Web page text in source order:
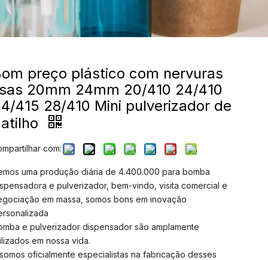
preço plástico com nervuras
20mm 24mm 20/410 24/410
415 28/410 Mini pulverizador de
com:
uma produção diária de 4.400.000 para bomba
e pulverizador, bem-vindo, visita comercial e
em massa, somos bons em inovação
e pulverizador dispensador são amplamente
em nossa vida.
oficialmente especialistas na fabricação desses